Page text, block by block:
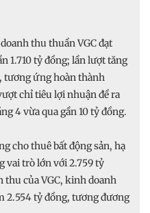
thu thuần VGC đạt
1.710 tỷ đồng; lần lượt tăng
tương ứng hoàn thành
chỉ tiêu lợi nhuận đề ra
4 vừa qua gần 10 tỷ đồng.
cho thuê bất động sản, hạ
vai trò lớn với 2.759 tỷ
thu của VGC, kinh doanh
2.554 tỷ đồng, tương đương